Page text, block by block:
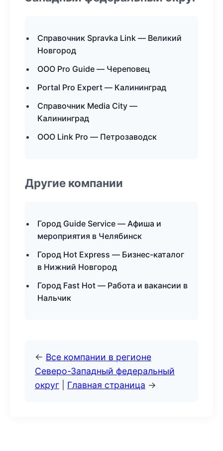
Справочник Spravka Link — Великий
Новгород
ООО Pro Guide — Череповец
Portal Pro Expert — Калининград
Справочник Media City —
Калининград
ООО Link Pro — Петрозаводск
Другие компании
Город Guide Service — Афиша и
мероприятия в Челябинск
Город Hot Express — Бизнес-каталог
в Нижний Новгород
Город Fast Hot — Работа и вакансии в
Нальчик
← Все компании в регионе
Северо-Западный федеральный
округ
Главная страница →